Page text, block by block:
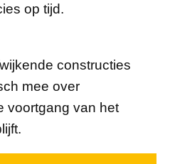
op tijd.
constructies
mee over
voortgang van het